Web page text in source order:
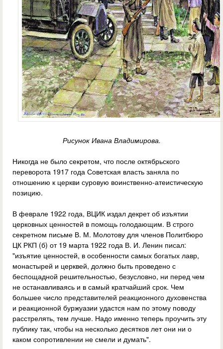
Рисунок Ивана Владимирова.
Никогда не было секретом, что после октябрьского
переворота 1917 года Советская власть заняла по
отношению к церкви суровую воинственно-атеистическую
позицию.
В феврале 1922 года, ВЦИК издал декрет об изъятии
церковных ценностей в помощь голодающим. В строго
секретном письме В. М. Молотову для членов Политбюро
ЦК РКП (б) от 19 марта 1922 года В. И. Ленин писал:
"изъятие ценностей, в особенности самых богатых лавр,
монастырей и церквей, должно быть проведено с
беспощадной решительностью, безусловно, ни перед чем
не останавливаясь и в самый кратчайший срок. Чем
большее число представителей реакционного духовенства
и реакционной буржуазии удастся нам по этому поводу
расстрелять, тем лучше. Надо именно теперь проучить эту
публику так, чтобы на несколько десятков лет они ни о
каком сопротивлении не смели и думать".